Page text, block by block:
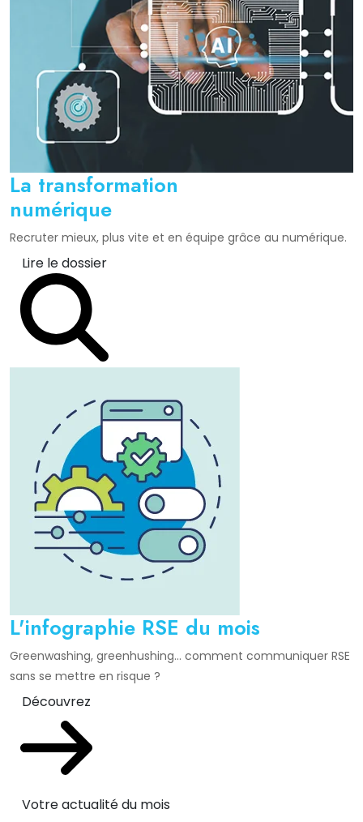
La transformation
numérique
Recruter mieux, plus vite et en équipe grâce au numérique.
Lire le dossier
L'infographie RSE du mois
Greenwashing, greenhushing… comment communiquer RSE
sans se mettre en risque ?
Découvrez
Votre actualité du mois